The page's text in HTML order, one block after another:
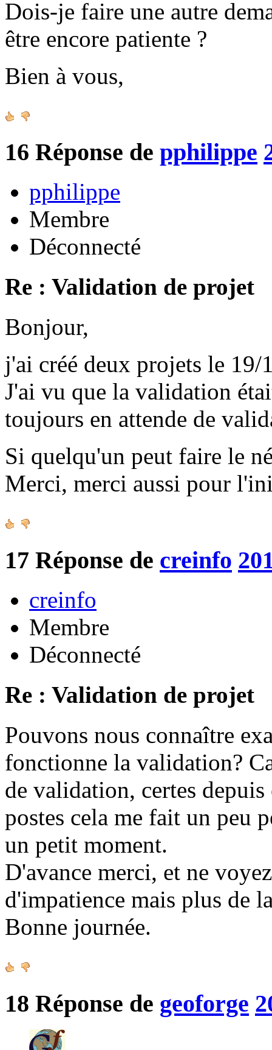
Dois-je faire une autre
être encore patiente ?
Bien à vous,
16 Réponse de pphilippe
pphilippe
Membre
Déconnecté
Re : Validation de projet
Bonjour,
j'ai créé deux projets le 19/
J'ai vu que la validation
toujours en attende de
Si quelqu'un peut faire le
Merci, merci aussi pour
17 Réponse de creinfo
creinfo
Membre
Déconnecté
Re : Validation de projet
Pouvons nous connaître
fonctionne la validation?
de validation, certes
postes cela me fait un peu
un petit moment.
D'avance merci, et ne
d'impatience mais plus de
Bonne journée.
18 Réponse de geoforge